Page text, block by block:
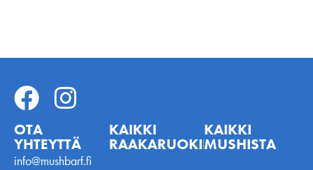
OTA
YHTEYTTÄ
info@mushbarf.fi
KAIKKI
RAAKARUOKINNASTA
KAIKKI
MUSHISTA